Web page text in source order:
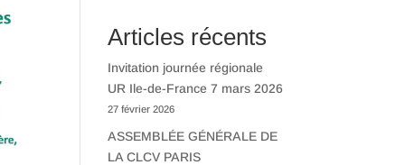
Articles récents
Invitation journée régionale
UR Ile-de-France 7 mars 2026
27 février 2026
ASSEMBLÉE GÉNÉRALE DE
LA CLCV PARIS